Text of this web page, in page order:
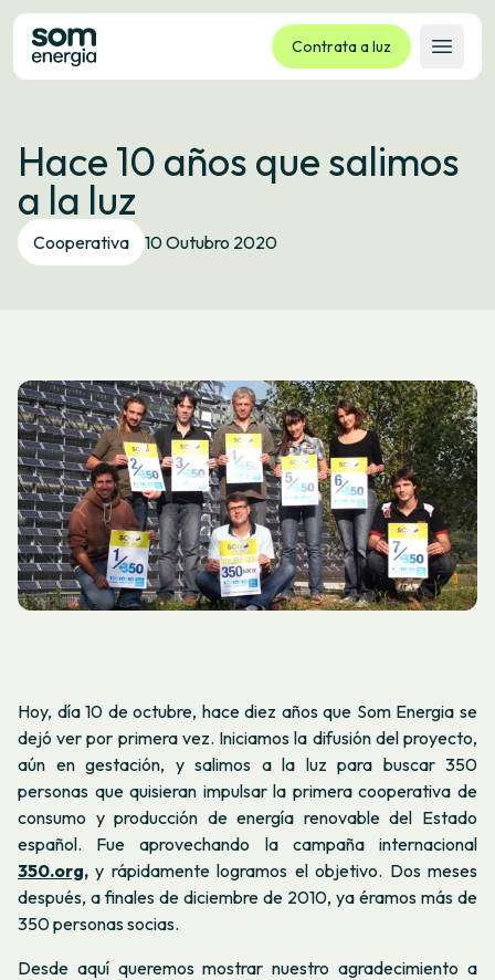
Contrata a luz
Abrir
Tarifas
Servizos
Empresas
La cooperativa
Idioma: ES CA GL EU
Hace 10 años que salimos
a la luz
Cooperativa 10 Outubro 2020
Hoy, día 10 de octubre, hace diez años que Som Energia se
dejó ver por primera vez. Iniciamos la difusión del proyecto,
aún en gestación, y salimos a la luz para buscar 350
personas que quisieran impulsar la primera cooperativa de
consumo y producción de energía renovable del Estado
español. Fue aprovechando la campaña internacional
350.org, y rápidamente logramos el objetivo. Dos meses
después, a finales de diciembre de 2010, ya éramos más de
350 personas socias.
Desde aquí queremos mostrar nuestro agradecimiento a